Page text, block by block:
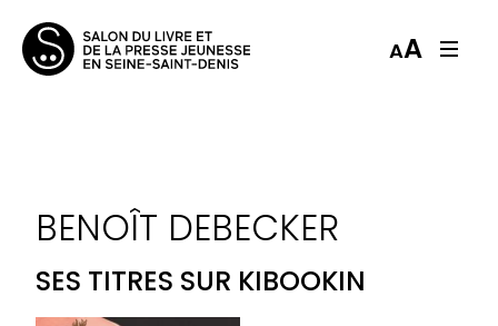
AA
BENOÎT DEBECKER
SES TITRES SUR KIBOOKIN